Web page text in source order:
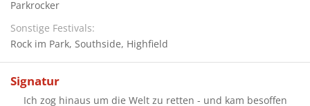
Parkrocker
Sonstige Festivals
Rock im Park Southside Highfield
Signatur
Ich zog hinaus um die Welt zu retten - und kam besoffen